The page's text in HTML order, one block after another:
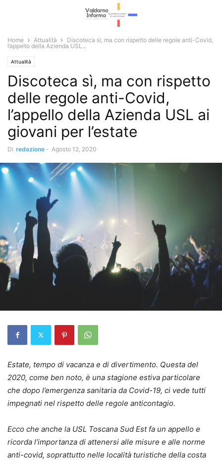
Home Attualità
Discoteca sì, ma con rispetto delle regole anti-Covid,
l’appello della Azienda USL...
Attualità
Discoteca sì, ma con rispetto
delle regole anti-Covid,
l’appello della Azienda USL ai
giovani per l’estate
Di redazione - Agosto 12, 2020
Estate, tempo di vacanza e di divertimento. Questa del
2020, come ben noto, è una stagione estiva particolare
che dopo l’emergenza sanitaria da Covid-19, ci vede tutti
impegnati nel rispetto delle regole anticontagio.
Ecco che anche la USL Toscana Sud Est fa un appello e
ricorda l’importanza di attenersi alle misure e alle norme
anti-covid, soprattutto nelle località turistiche della costa